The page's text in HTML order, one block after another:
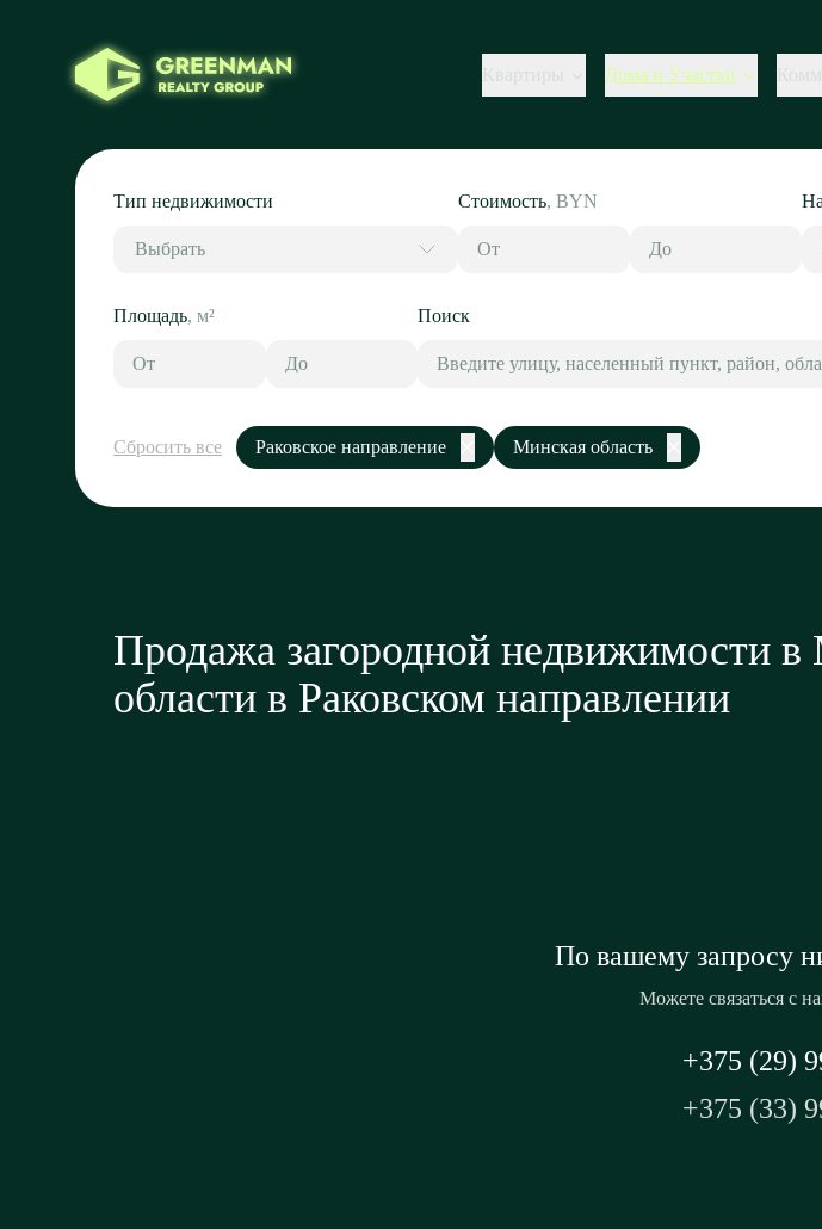
Квартиры Дома и Участки
Тип недвижимости
Выбрать
Стоимость, BYN
Площадь,м² Поиск
Сбросить все Раковское направление Минская область
Продажа загородной недвижимости
области в Раковском направлении
По вашему запросу
Можете связаться с
+375 (29)
+375 (33)